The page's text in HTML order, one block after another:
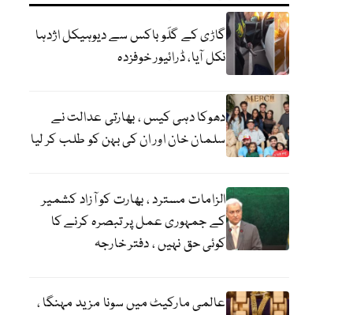
گاڑی کے گلَو باکس سے دیوہیکل اژدہا
نکل آیا، ڈرائیور خوفزدہ
دھوکا دہی کیس ، بھارتی عدالت نے
سلمان خان اور ان کی بہن کو طلب کر لیا
الزامات مسترد ، بھارت کو آزاد کشمیر
کے جمہوری عمل پر تبصرہ کرنے کا
کوئی حق نہیں ، دفتر خارجہ
عالمی مارکیٹ میں سونا مزید مہنگا ،